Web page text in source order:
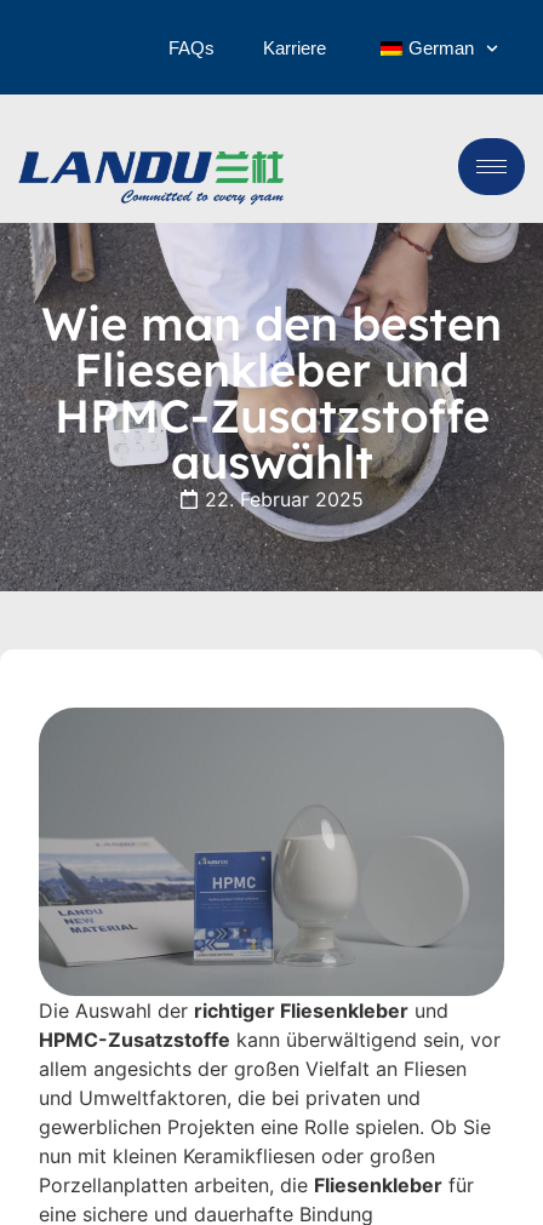
FAQs Karriere German
Wie man den besten
Fliesenkleber und
HPMC-Zusatzstoffe
auswählt
22. Februar 2025
Die Auswahl der richtiger Fliesenkleber und
HPMC-Zusatzstoffe kann überwältigend sein, vor
allem angesichts der großen Vielfalt an Fliesen
und Umweltfaktoren, die bei privaten und
gewerblichen Projekten eine Rolle spielen. Ob Sie
nun mit kleinen Keramikfliesen oder großen
Porzellanplatten arbeiten, die Fliesenkleber für
eine sichere und dauerhafte Bindung